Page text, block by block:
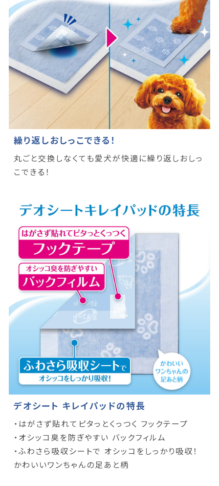
繰り返しおしっこできる！
丸ごと交換しなくても愛犬が快適に繰り返しおしっ
こできる！
デオシート キレイパッドの特長
・はがさず貼れてピタっとくっつく フックテープ
・オシッコ臭を防ぎやすい バックフィルム
・ふわさら吸収シートで オシッコをしっかり吸収！
かわいいワンちゃんの足あと柄